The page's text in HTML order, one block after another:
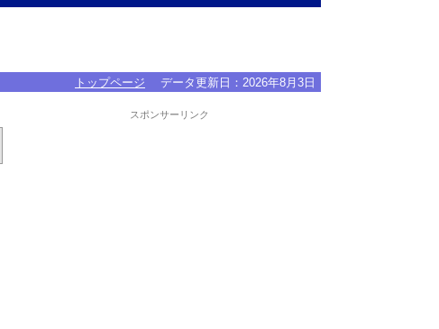
トップページ データ更新日： 2026年8月3日
スポンサーリンク